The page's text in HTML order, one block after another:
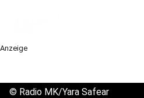
Anzeige
© Radio MK/Yara Safear